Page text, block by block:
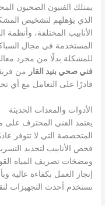
يمتلك الفنيون الصحيون
الذي يؤهلهم لتشخيص
الأنابيب المختلفة،
المستخدمة في مجال
للمشكلة بدلًا من مجرد
فني صحي بنيد القار من
قادرًا على التعامل مع أي
الأدوات والمعدات الحديثة
يعتمد الفني المحترف
المتخصصة التي لا تتوفر
فحص الأنابيب لتحديد
ومضخات تصريف المياه
إنجاز العمل بكفاءة
نستخدم أحدث التجهيزات